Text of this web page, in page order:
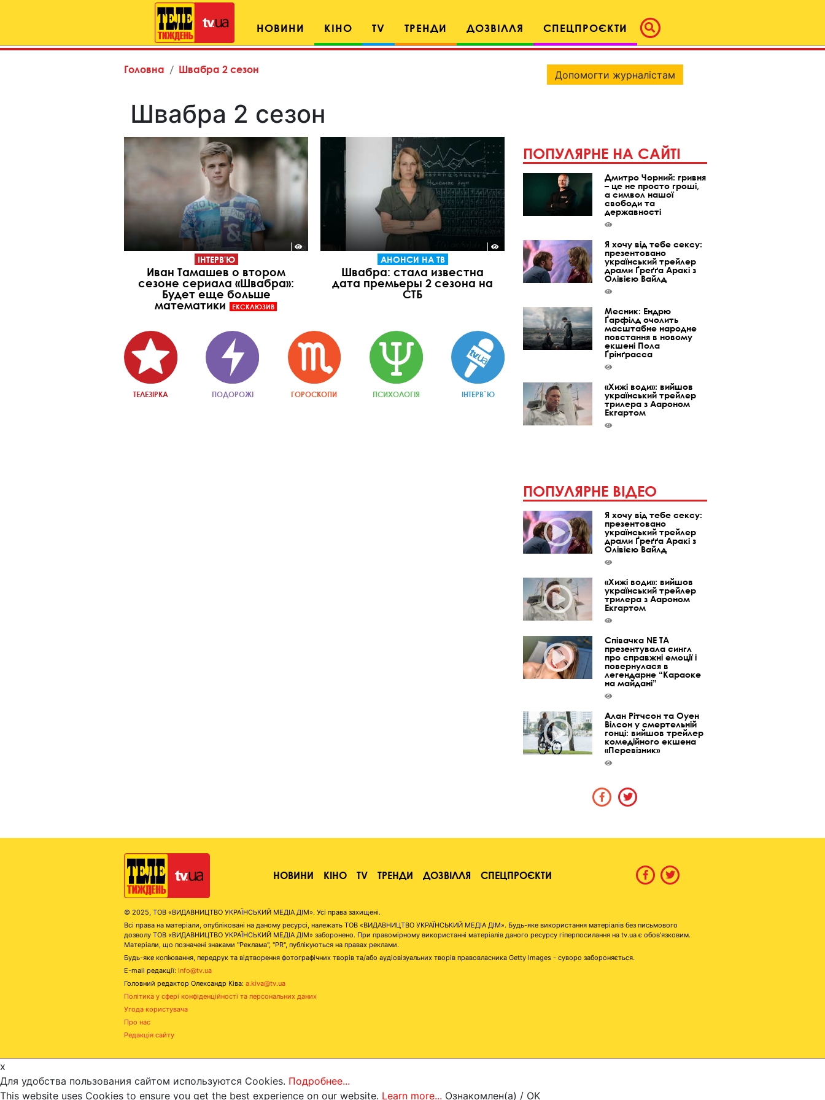
НОВИНИ КІНО TV ТРЕНДИ ДОЗВІЛЛЯ СПЕЦПРОЄКТИ
Головна Швабра 2 сезон
Швабра 2 сезон
ІНТЕРВ'Ю
Иван Тамашев о втором
сезоне сериала «Швабра»:
Будет еще больше
математики
ЕКСКЛЮЗИВ
АНОНСИ НА ТВ
Швабра: стала известна
дата премьеры 2 сезона на
СТБ
ТЕЛЕЗІРКА ПОДОРОЖІ ГОРОСКОПИ ПСИХОЛОГІЯ ІНТЕРВ`Ю
Допомогти журналістам
ПОПУЛЯРНЕ НА САЙТІ
Дмитро Чорний: гривня
– це не просто гроші,
а символ нашої
свободи та
державності
Я хочу від тебе сексу:
презентовано
український трейлер
драми Ґреґґа Аракі з
Олівією Вайлд
Месник: Ендрю
Ґарфілд очолить
масштабне народне
повстання в новому
екшені Пола
Ґрінґрасса
«Хижі води»: вийшов
український трейлер
трилера з Аароном
Екгартом
ПОПУЛЯРНЕ ВІДЕО
Я хочу від тебе сексу:
презентовано
український трейлер
драми Ґреґґа Аракі з
Олівією Вайлд
«Хижі води»: вийшов
український трейлер
трилера з Аароном
Екгартом
Співачка NE TA
презентувала сингл
про справжні емоції і
повернулася в
легендарне “Караоке
на майдані”
Алан Рітчсон та Оуен
Вілсон у смертельній
гонці: вийшов трейлер
комедійного екшена
«Перевізник»
НОВИНИ КІНО TV ТРЕНДИ ДОЗВІЛЛЯ СПЕЦПРОЄКТИ
© 2025, ТОВ «ВИДАВНИЦТВО УКРАЇНСЬКИЙ МЕДІА ДІМ». Усі права захищені.
Всі права на матеріали, опубліковані на даному ресурсі, належать ТОВ «ВИДАВНИЦТВО УКРАЇНСЬКИЙ МЕДІА ДІМ». Будь-яке використання матеріалів без письмового
дозволу ТОВ «ВИДАВНИЦТВО УКРАЇНСЬКИЙ МЕДІА ДІМ» заборонено. При правомірному використанні матеріалів даного ресурсу гіперпосилання на tv.ua є обов'язковим.
Матеріали, що позначені знаками "Реклама", "PR", публікуються на правах реклами.
Будь-яке копіювання, передрук та відтворення фотографічних творів та/або аудіовізуальних творів правовласника Getty Images - суворо забороняється.
E-mail редакції: info@tv.ua
Головний редактор Олександр Ківа: a.kiva@tv.ua
Політика у сфері конфіденційності та персональних даних
Угода користувача
Про нас
Редакція сайту
x
Для удобства пользования сайтом используются Cookies. Подробнее...
This website uses Cookies to ensure you get the best experience on our website. Learn more... Ознакомлен(а) / OK